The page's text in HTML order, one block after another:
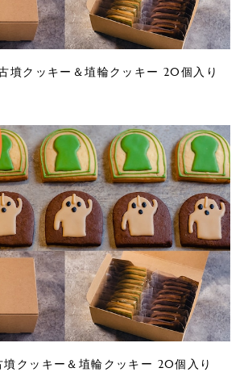
墳クッキー＆埴輪クッキー 20個入り
墳クッキー＆埴輪クッキー 20個入り